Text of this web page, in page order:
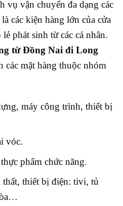
vụ vận chuyển đa dạng các
các kiện hàng lớn của cửa
phát sinh từ các cá nhân.
từ Đồng Nai đi Long
các mặt hàng thuộc nhóm
máy công trình, thiết bị
vóc.
phẩm chức năng.
thiết bị điện: tivi, tủ